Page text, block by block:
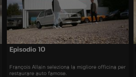
Episodio 10
François Allain seleziona la migliore officina per
restaurare auto famose.